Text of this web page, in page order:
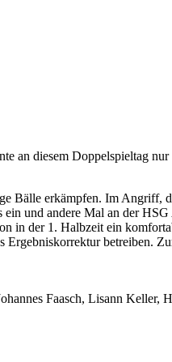
an diesem Doppelspieltag
Bälle erkämpfen. Im Angriff,
und andere Mal an der
in der 1. Halbzeit ein
betreiben.
Faasch, Lisann Keller,